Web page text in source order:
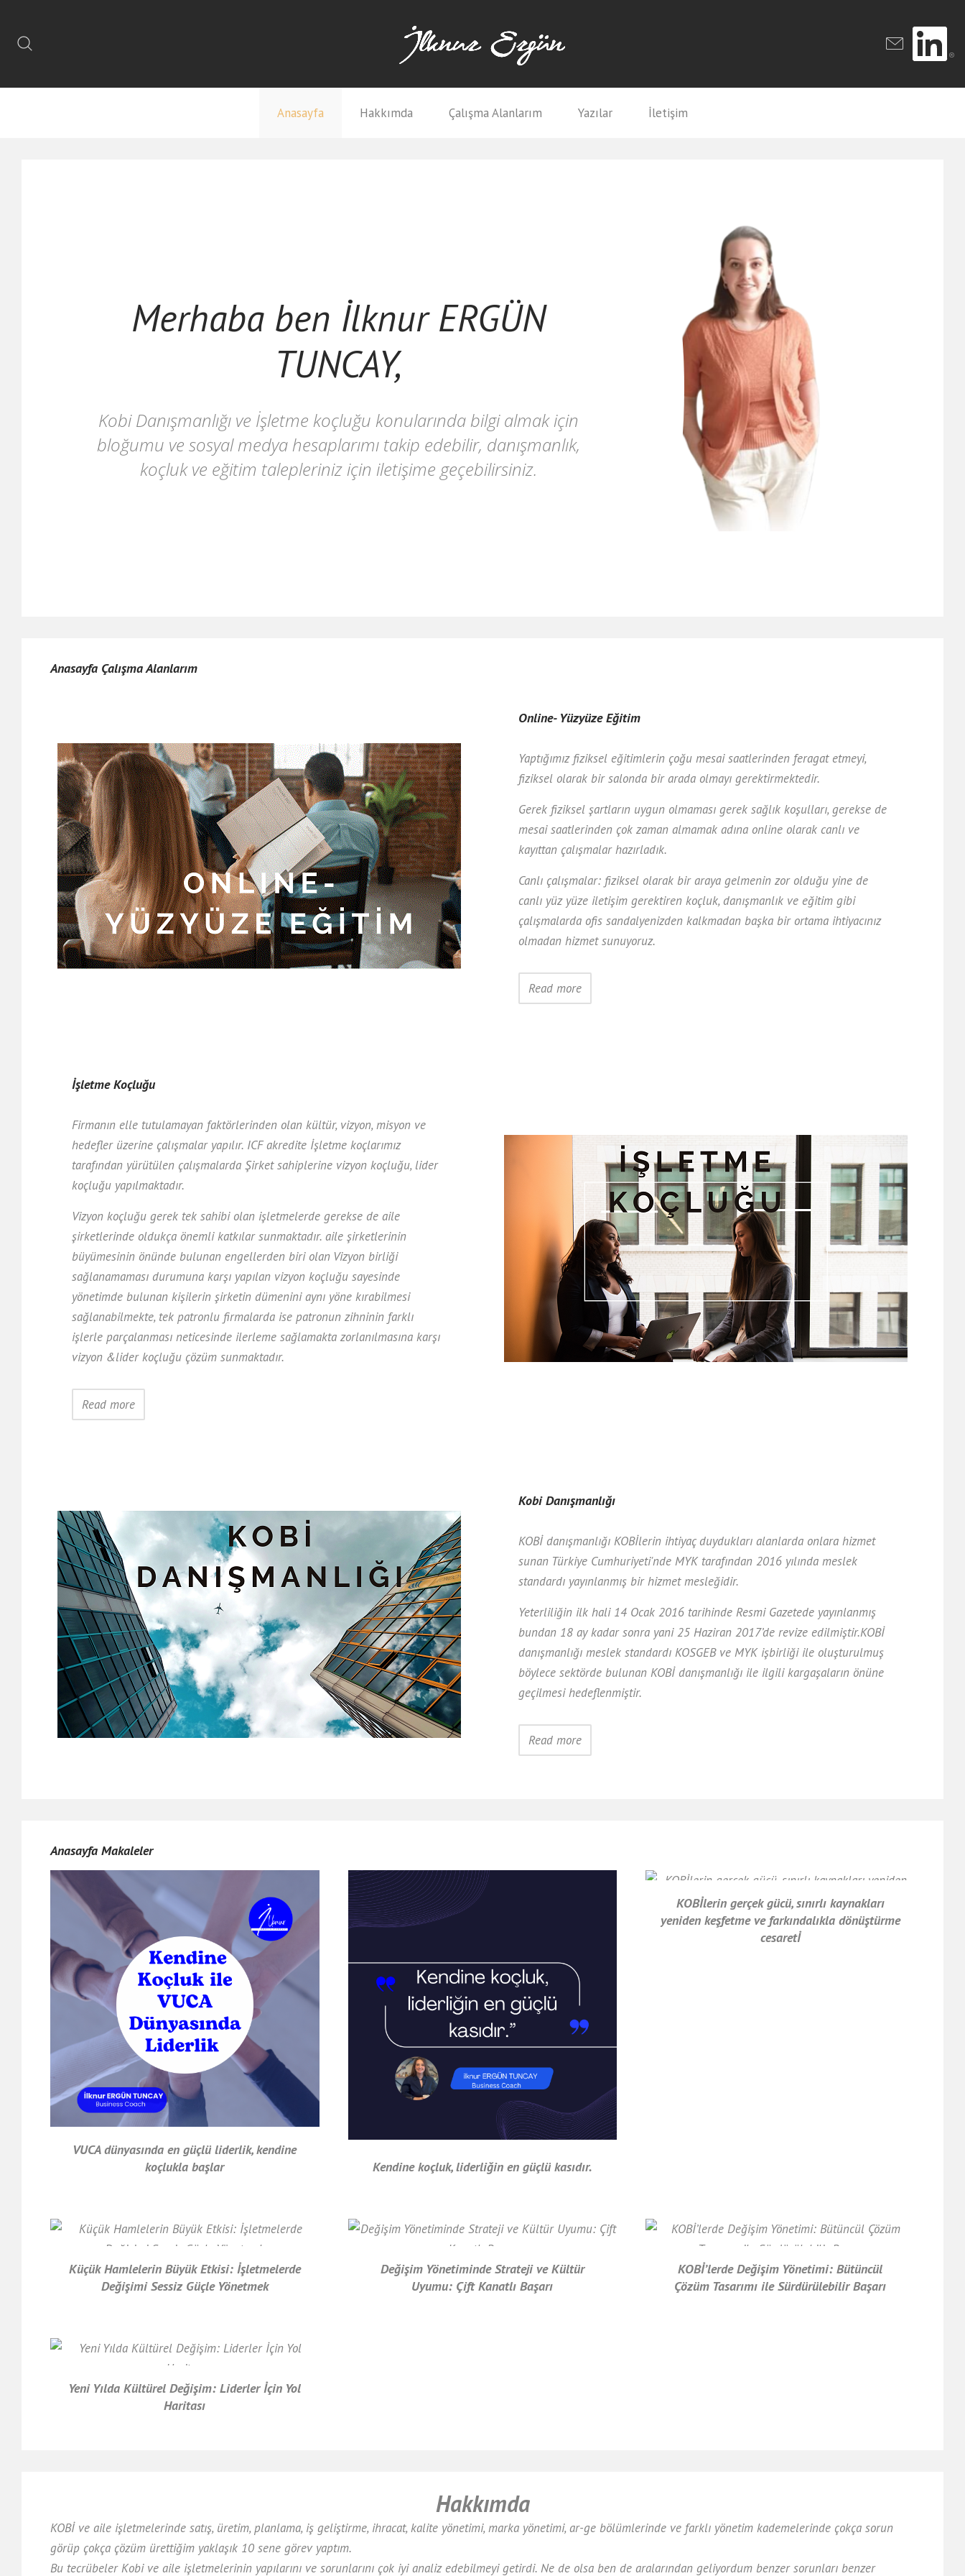
Anasayfa Hakkımda Çalışma Alanlarım Yazılar İletişim
Merhaba ben İlknur ERGÜN
TUNCAY,
Kobi Danışmanlığı ve İşletme koçluğu konularında bilgi almak için
bloğumu ve sosyal medya hesaplarımı takip edebilir, danışmanlık,
koçluk ve eğitim talepleriniz için iletişime geçebilirsiniz.
Anasayfa Çalışma Alanlarım
Online- Yüzyüze Eğitim
Yaptığımız fiziksel eğitimlerin çoğu mesai saatlerinden feragat etmeyi,
fiziksel olarak bir salonda bir arada olmayı gerektirmektedir.
Gerek fiziksel şartların uygun olmaması gerek sağlık koşulları, gerekse de
mesai saatlerinden çok zaman almamak adına online olarak canlı ve
kayıttan çalışmalar hazırladık.
Canlı çalışmalar: fiziksel olarak bir araya gelmenin zor olduğu yine de
canlı yüz yüze iletişim gerektiren koçluk, danışmanlık ve eğitim gibi
çalışmalarda ofis sandalyenizden kalkmadan başka bir ortama ihtiyacınız
olmadan hizmet sunuyoruz.
Read more
İşletme Koçluğu
Firmanın elle tutulamayan faktörlerinden olan kültür, vizyon, misyon ve
hedefler üzerine çalışmalar yapılır. ICF akredite İşletme koçlarımız
tarafından yürütülen çalışmalarda Şirket sahiplerine vizyon koçluğu, lider
koçluğu yapılmaktadır.
Vizyon koçluğu gerek tek sahibi olan işletmelerde gerekse de aile
şirketlerinde oldukça önemli katkılar sunmaktadır. aile şirketlerinin
büyümesinin önünde bulunan engellerden biri olan Vizyon birliği
sağlanamaması durumuna karşı yapılan vizyon koçluğu sayesinde
yönetimde bulunan kişilerin şirketin dümenini aynı yöne kırabilmesi
sağlanabilmekte, tek patronlu firmalarda ise patronun zihninin farklı
işlerle parçalanması neticesinde ilerleme sağlamakta zorlanılmasına karşı
vizyon &lider koçluğu çözüm sunmaktadır.
Read more
Kobi Danışmanlığı
KOBİ danışmanlığı KOBİlerin ihtiyaç duydukları alanlarda onlara hizmet
sunan Türkiye Cumhuriyeti'nde MYK tarafından 2016 yılında meslek
standardı yayınlanmış bir hizmet mesleğidir.
Yeterliliğin ilk hali 14 Ocak 2016 tarihinde Resmi Gazetede yayınlanmış
bundan 18 ay kadar sonra yani 25 Haziran 2017’de revize edilmiştir.KOBİ
danışmanlığı meslek standardı KOSGEB ve MYK işbirliği ile oluşturulmuş
böylece sektörde bulunan KOBİ danışmanlığı ile ilgili kargaşaların önüne
geçilmesi hedeflenmiştir.
Read more
Anasayfa Makaleler
VUCA dünyasında en güçlü liderlik, kendine
koçlukla başlar
Kendine koçluk, liderliğin en güçlü kasıdır.
KOBİlerin gerçek gücü, sınırlı kaynakları
yeniden keşfetme ve farkındalıkla dönüştürme
cesaretİ
Küçük Hamlelerin Büyük Etkisi: İşletmelerde
Değişimi Sessiz Güçle Yönetmek
Değişim Yönetiminde Strateji ve Kültür
Uyumu: Çift Kanatlı Başarı
KOBİ’lerde Değişim Yönetimi: Bütüncül
Çözüm Tasarımı ile Sürdürülebilir Başarı
Yeni Yılda Kültürel Değişim: Liderler İçin Yol
Haritası
Hakkımda
KOBİ ve aile işletmelerinde satış, üretim, planlama, iş geliştirme, ihracat, kalite yönetimi, marka yönetimi, ar-ge bölümlerinde ve farklı yönetim kademelerinde çokça sorun
görüp çokça çözüm ürettiğim yaklaşık 10 sene görev yaptım.
Bu tecrübeler Kobi ve aile işletmelerinin yapılarını ve sorunlarını çok iyi analiz edebilmeyi getirdi. Ne de olsa ben de aralarından geliyordum benzer sorunları benzer